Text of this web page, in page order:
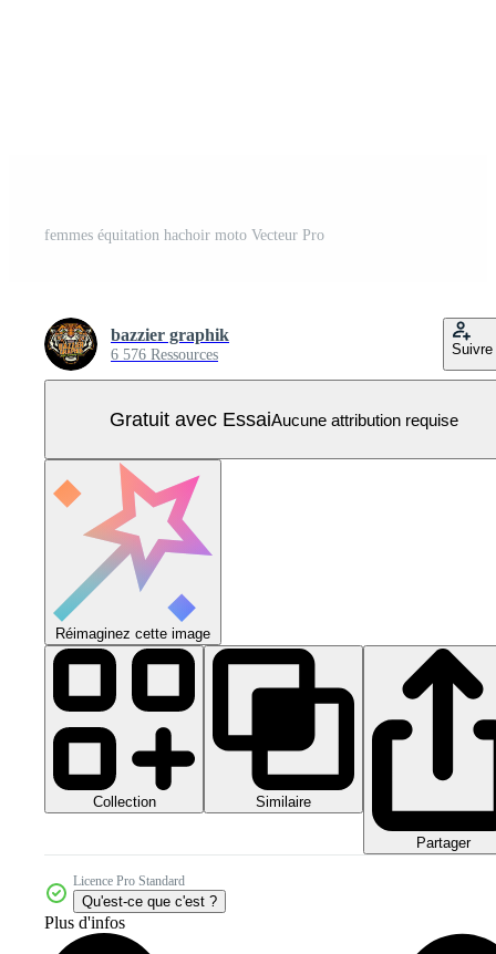
femmes équitation hachoir moto Vecteur Pro
bazzier graphik
6 576 Ressources Suivre
Gratuit avec EssaiAucune attribution requise
Réimaginez cette image
Collection Similaire
Partager
Licence Pro Standard
Qu'est-ce que c'est ?
Plus d'infos